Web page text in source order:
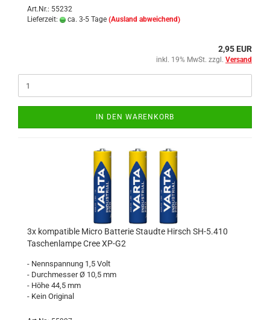
Art.Nr.: 55232
Lieferzeit:
ca. 3-5 Tage (Ausland abweichend)
2,95 EUR
inkl. 19% MwSt. zzgl. Versand
IN DEN WARENKORB
3x kompatible Micro Batterie Staudte Hirsch SH-5.410
Taschenlampe Cree XP-G2
- Nennspannung 1,5 Volt
- Durchmesser Ø 10,5 mm
- Höhe 44,5 mm
- Kein Original